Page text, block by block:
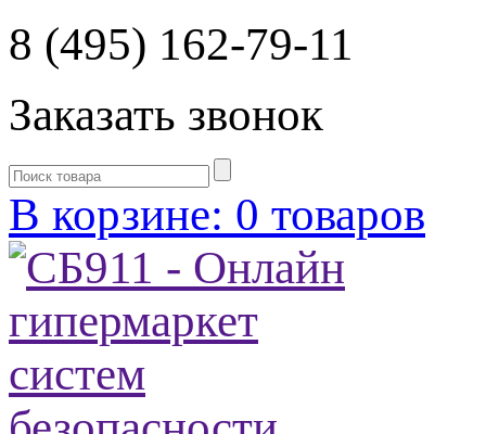
8 (495) 162-79-11
Заказать звонок
В корзине: 0 товаров